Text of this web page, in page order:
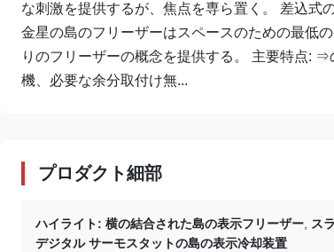
な刺激を提供するが、焦点を専ら置く。 差込式
金星の島のフリーザーはスペースのための最低
りのフリーザーの概念を提供する。 主要特点:
機、必要な余分取付け無...
プロダクト細部
ハイライト: 横の結合された島の表示フリーザー ス
デジタル サーモスタットの島の表示冷却装置